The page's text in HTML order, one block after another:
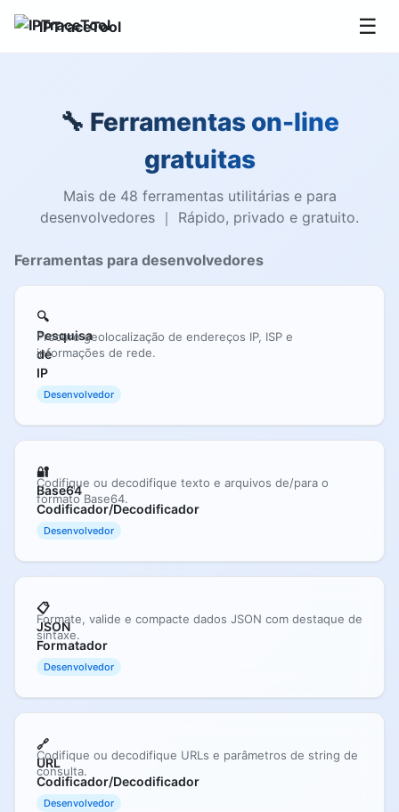
IPTraceTool ☰
🔧 Ferramentas on-line
gratuitas
Mais de 48 ferramentas utilitárias e para
desenvolvedores ｜ Rápido, privado e gratuito.
Ferramentas para desenvolvedores
🔍
Pesquisa
de
IP
Procure geolocalização de endereços IP, ISP e
informações de rede.
Desenvolvedor
🔐
Base64
Codificador/Decodificador
Codifique ou decodifique texto e arquivos de/para o
formato Base64.
Desenvolvedor
📋
JSON
Formatador
Formate, valide e compacte dados JSON com destaque de
sintaxe.
Desenvolvedor
🔗
URL
Codificador/Decodificador
Codifique ou decodifique URLs e parâmetros de string de
consulta.
Desenvolvedor